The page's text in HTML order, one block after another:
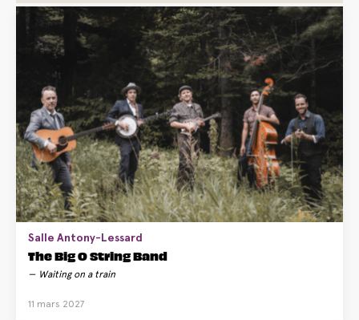
Salle Antony-Lessard
The Big O String Band
Waiting on a train
11 mars 2027